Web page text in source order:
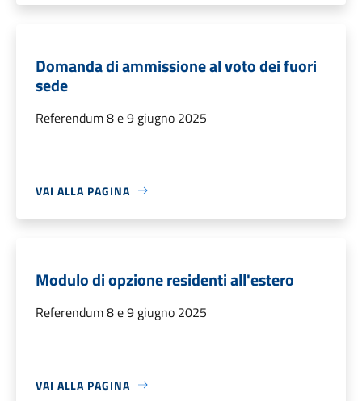
Domanda di ammissione al voto dei fuori
sede
Referendum 8 e 9 giugno 2025
VAI ALLA PAGINA
Modulo di opzione residenti all'estero
Referendum 8 e 9 giugno 2025
VAI ALLA PAGINA